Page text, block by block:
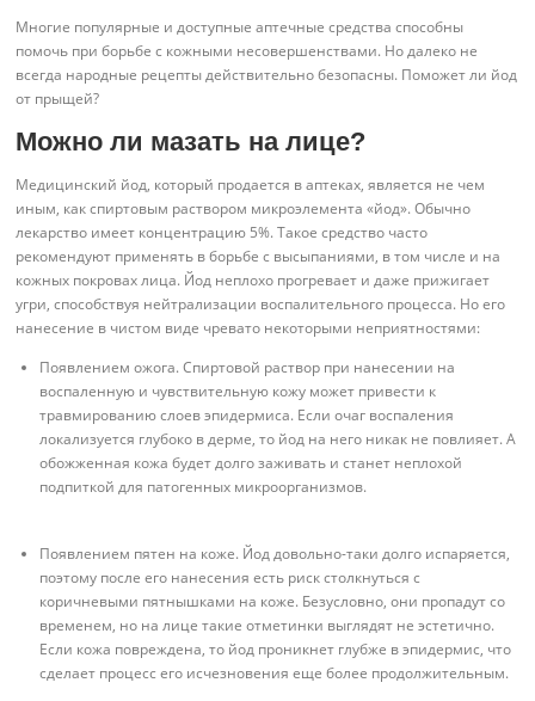
Многие популярные и доступные аптечные средства способны
помочь при борьбе с кожными несовершенствами. Но далеко не
всегда народные рецепты действительно безопасны. Поможет ли йод
от прыщей?
Можно ли мазать на лице?
Медицинский йод, который продается в аптеках, является не чем
иным, как спиртовым раствором микроэлемента «йод». Обычно
лекарство имеет концентрацию 5%. Такое средство часто
рекомендуют применять в борьбе с высыпаниями, в том числе и на
кожных покровах лица. Йод неплохо прогревает и даже прижигает
угри, способствуя нейтрализации воспалительного процесса. Но его
нанесение в чистом виде чревато некоторыми неприятностями:
Появлением ожога. Спиртовой раствор при нанесении на
воспаленную и чувствительную кожу может привести к
травмированию слоев эпидермиса. Если очаг воспаления
локализуется глубоко в дерме, то йод на него никак не повлияет. А
обожженная кожа будет долго заживать и станет неплохой
подпиткой для патогенных микроорганизмов.
Появлением пятен на коже. Йод довольно-таки долго испаряется,
поэтому после его нанесения есть риск столкнуться с
коричневыми пятнышками на коже. Безусловно, они пропадут со
временем, но на лице такие отметинки выглядят не эстетично.
Если кожа повреждена, то йод проникнет глубже в эпидермис, что
сделает процесс его исчезновения еще более продолжительным.